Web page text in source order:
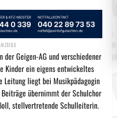
der Geigen-AG und verschiedener
Kinder ein eigens entwickeltes
Leitung liegt bei Musikpädagogin
übernimmt der Schulchor
stellvertretende Schulleiterin.